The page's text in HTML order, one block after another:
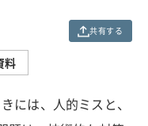
共有する
料
には、人的ミスと、